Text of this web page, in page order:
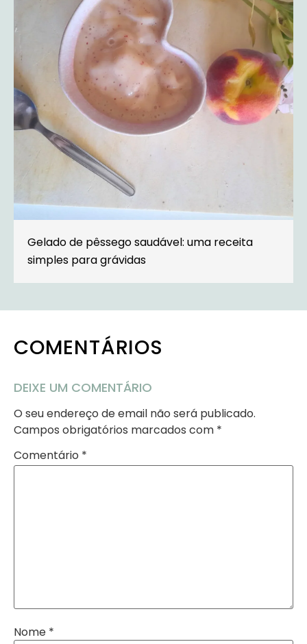
Gelado de pêssego saudável: uma receita
simples para grávidas
COMENTÁRIOS
DEIXE UM COMENTÁRIO
O seu endereço de email não será publicado.
Campos obrigatórios marcados com *
Comentário *
Nome *